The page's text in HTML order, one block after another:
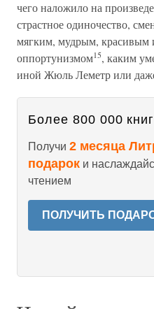
чего наложило на
страстное одиночество,
мягким, мудрым,
оппортунизмом15, каким
иной Жюль Леметр или
Более 800 000
Получи 2 месяца
подарок и
чтением
ПОЛУЧИТЬ